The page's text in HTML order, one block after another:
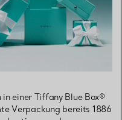
einer Tiffany Blue Box®
Verpackung bereits 1886